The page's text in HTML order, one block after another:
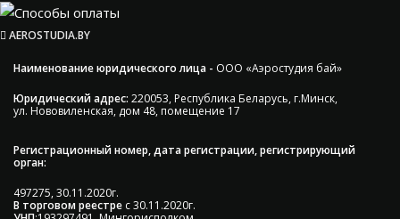
AEROSTUDIA.BY
Наименование юридического лица - ООО «Аэростудия бай»
Юридический адрес: 220053, Республика Беларусь, г.Минск,
ул. Нововиленская, дом 48, помещение 17
Регистрационный номер, дата регистрации, регистрирующий
орган:
497275, 30.11.2020г.
В торговом реестре с 30.11.2020г.